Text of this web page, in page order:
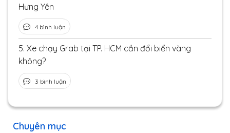
Chuyên mục
Hưng Yên
4 bình luận
5. Xe chạy Grab tại TP. HCM cần đổi biển vàng
không?
3 bình luận